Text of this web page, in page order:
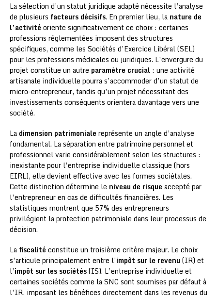
La sélection d’un statut juridique adapté nécessite l’analyse
de plusieurs facteurs décisifs. En premier lieu, la nature de
l’activité oriente significativement ce choix : certaines
professions réglementées imposent des structures
spécifiques, comme les Sociétés d’Exercice Libéral (SEL)
pour les professions médicales ou juridiques. L’envergure du
projet constitue un autre paramètre crucial : une activité
artisanale individuelle pourra s’accommoder d’un statut de
micro-entrepreneur, tandis qu’un projet nécessitant des
investissements conséquents orientera davantage vers une
société.
La dimension patrimoniale représente un angle d’analyse
fondamental. La séparation entre patrimoine personnel et
professionnel varie considérablement selon les structures :
inexistante pour l’entreprise individuelle classique (hors
EIRL), elle devient effective avec les formes sociétales.
Cette distinction détermine le niveau de risque accepté par
l’entrepreneur en cas de difficultés financières. Les
statistiques montrent que 57% des entrepreneurs
privilégient la protection patrimoniale dans leur processus de
décision.
La fiscalité constitue un troisième critère majeur. Le choix
s’articule principalement entre l’impôt sur le revenu (IR) et
l’impôt sur les sociétés(IS). L’entreprise individuelle et
certaines sociétés comme la SNC sont soumises par défaut à
l’IR, imposant les bénéfices directement dans les revenus du